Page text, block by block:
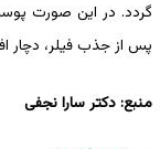
گردد. در این صورت
پس از جذب فیلر، دچار
منبع: دکتر سارا نجفی